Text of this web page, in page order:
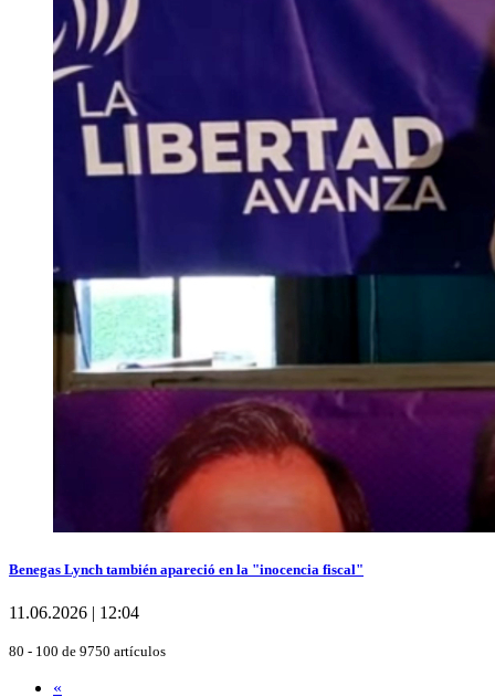
Benegas Lynch también apareció en la "inocencia fiscal"
11.06.2026 | 12:04
80 - 100 de 9750 artículos
«